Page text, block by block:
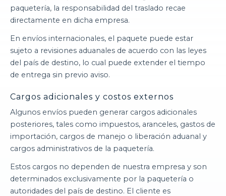
paquetería, la responsabilidad del traslado recae
directamente en dicha empresa.
En envíos internacionales, el paquete puede estar
sujeto a revisiones aduanales de acuerdo con las leyes
del país de destino, lo cual puede extender el tiempo
de entrega sin previo aviso.
Cargos adicionales y costos externos
Algunos envíos pueden generar cargos adicionales
posteriores, tales como impuestos, aranceles, gastos de
importación, cargos de manejo o liberación aduanal y
cargos administrativos de la paquetería.
Estos cargos no dependen de nuestra empresa y son
determinados exclusivamente por la paquetería o
autoridades del país de destino. El cliente es